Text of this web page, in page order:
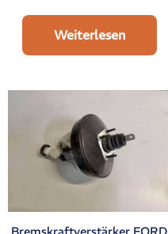
Weiterlesen